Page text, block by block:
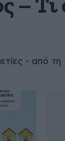
– Τι
- από